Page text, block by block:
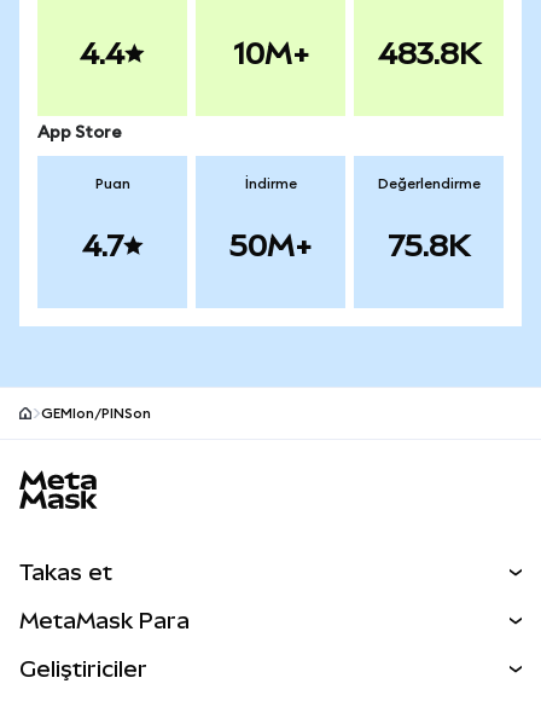
4.4 10M+ 483.8K
App Store
Puan
4.7
İndirme
50M+
Değerlendirme
75.8K
GEMIon/PINSon
Takas et
Perps
MetaMask Para
Geliştiriciler